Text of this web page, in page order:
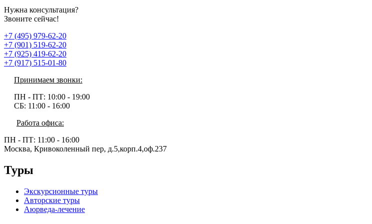
Нужна консультация?
Звоните сейчас!
+7 (495) 979-62-20
+7 (901) 519-62-20
+7 (925) 419-62-20
+7 (917) 515-01-80
Принимаем звонки:
ПН - ПТ: 10:00 - 19:00
СБ: 11:00 - 16:00
Работа офиса:
ПН - ПТ: 11:00 - 16:00
Москва, Кривоколенный пер, д.5,корп.4,оф.237
Туры
Экскурсионные туры
Авторские туры
Аюрведа-лечение